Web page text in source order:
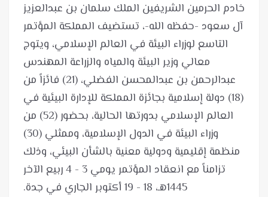
خادم الحرمين الشريفين الملك سلمان بن عبدالعزيز
آل سعود -حفظه الله-، تستضيف المملكة المؤتمر
التاسع لوزراء البيئة في العالم الإسلامي، ويتوج
معالي وزير البيئة والمياه والزراعة المهندس
عبدالرحمن بن عبدالمحسن الفضلي، (21) فائزاً من
(18) دولة إسلامية بجائزة المملكة للإدارة البيئية في
العالم الإسلامي بدورتها الحالية، بحضور (52) من
وزراء البيئة في الدول الإسلامية، وممثلي (30)
منظمة إقليمية ودولية معنية بالشأن البيئي، وذلك
تزامناً مع انعقاد المؤتمر يومي 3 - 4 ربيع الآخر